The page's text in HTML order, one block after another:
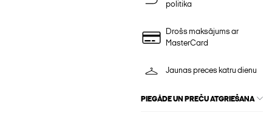
politika
Drošs maksājums ar
MasterCard
Jaunas preces katru dienu
PIEGĀDE UN PREČU ATGRIEŠANA